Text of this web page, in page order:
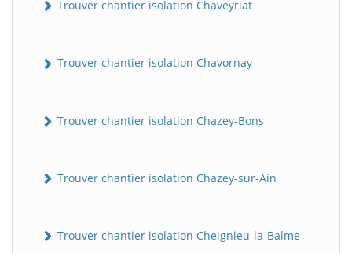
Trouver chantier isolation Chaveyriat
Trouver chantier isolation Chavornay
Trouver chantier isolation Chazey-Bons
Trouver chantier isolation Chazey-sur-Ain
Trouver chantier isolation Cheignieu-la-Balme